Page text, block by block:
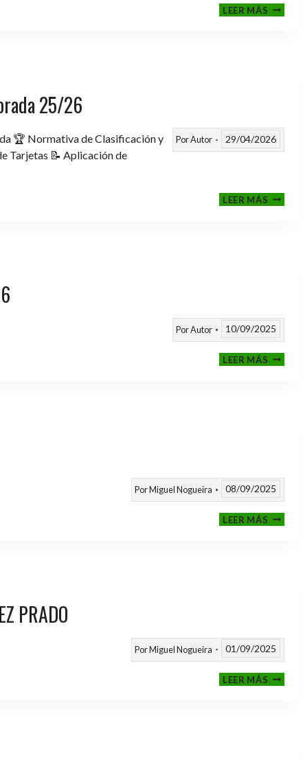
LEER MÁSCENA-
25/26
PorAutor 29/04/2026
🏆 Normativa de Clasificación y
Tarjetas 📝 Aplicación de
LEER MÁSFASE
PorAutor 10/09/2025
LEER MÁS
PorMiguel Nogueira 08/09/2025
LEER MÁSIII
PRADO
PorMiguel Nogueira 01/09/2025
LEER MÁSVI